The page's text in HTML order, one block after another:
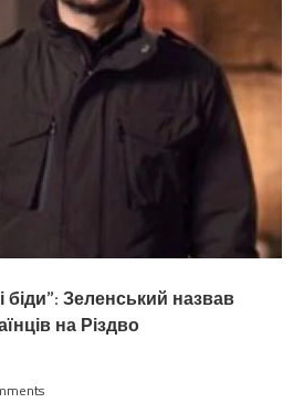
Зеленський назвав
на Різдво